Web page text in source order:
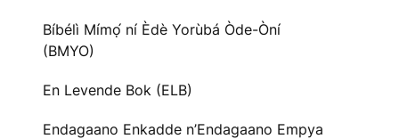
Bíbélì Mímọ́ ní Èdè Yorùbá Òde-Òní
(BMYO)
En Levende Bok (ELB)
Endagaano Enkadde n’Endagaano Empya